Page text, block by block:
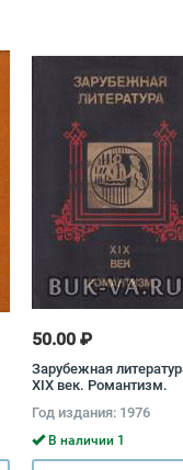
50.00 ₽
Зарубежная
XIX век. Романтизм.
Год издания: 1976
В наличии 1